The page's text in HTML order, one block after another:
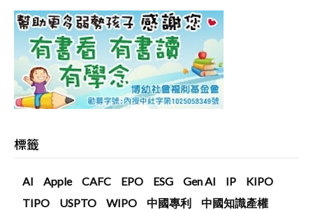
標籤
AI Apple CAFC EPO ESG Gen AI IP
KIPO
TIPO
USPTO WIPO 中國專利
中國知識產權